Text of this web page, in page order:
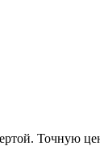
Точную